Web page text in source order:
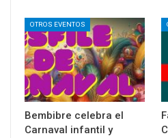
OTROS EVENTOS
Bembibre celebra el
Carnaval infantil y